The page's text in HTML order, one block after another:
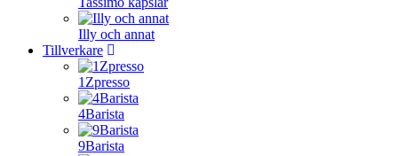
Illy och annat
Tillverkare
1Zpresso
4Barista
9Barista